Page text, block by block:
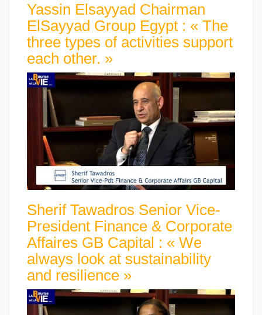
Yassin Elsayyad Chairman
ElSayyad Group Egypt : « The
three types of activities support
each other. »
Sherif Tawadros Senior Vice-
President Finance & Corporate
Affaires GB Capital : « We
always look at sustainability
and resilience »